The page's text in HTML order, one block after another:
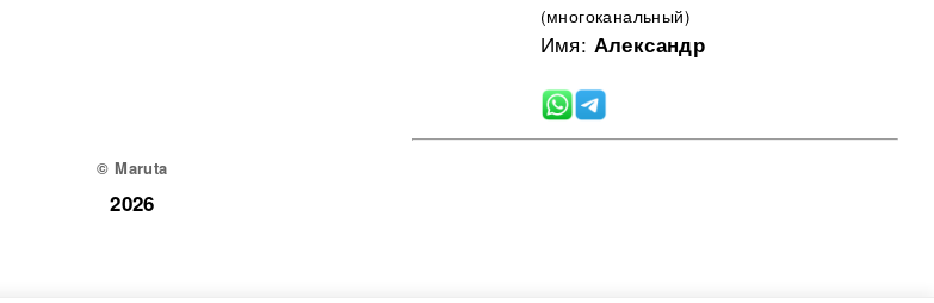
(многоканальный)
Имя: Александр
© Maruta
2026